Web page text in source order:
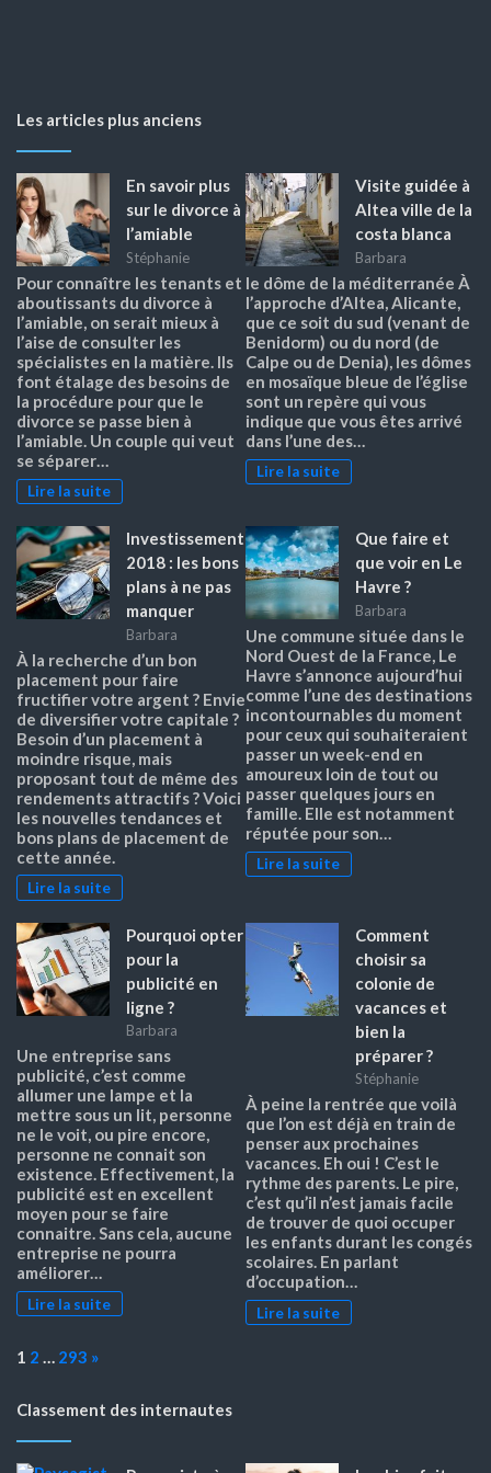
Les articles plus anciens
En savoir plus
sur le divorce à
l’amiable
Stéphanie
Pour connaître les tenants et
aboutissants du divorce à
l’amiable, on serait mieux à
l’aise de consulter les
spécialistes en la matière. Ils
font étalage des besoins de
la procédure pour que le
divorce se passe bien à
l’amiable. Un couple qui veut
se séparer…
Lire la suite
Visite guidée à
Altea ville de la
costa blanca
Barbara
le dôme de la méditerranée À
l’approche d’Altea, Alicante,
que ce soit du sud (venant de
Benidorm) ou du nord (de
Calpe ou de Denia), les dômes
en mosaïque bleue de l’église
sont un repère qui vous
indique que vous êtes arrivé
dans l’une des…
Lire la suite
Investissement
2018 : les bons
plans à ne pas
manquer
Barbara
À la recherche d’un bon
placement pour faire
fructifier votre argent ? Envie
de diversifier votre capitale ?
Besoin d’un placement à
moindre risque, mais
proposant tout de même des
rendements attractifs ? Voici
les nouvelles tendances et
bons plans de placement de
cette année.
Lire la suite
Que faire et
que voir en Le
Havre ?
Barbara
Une commune située dans le
Nord Ouest de la France, Le
Havre s’annonce aujourd’hui
comme l’une des destinations
incontournables du moment
pour ceux qui souhaiteraient
passer un week-end en
amoureux loin de tout ou
passer quelques jours en
famille. Elle est notamment
réputée pour son…
Lire la suite
Pourquoi opter
pour la
publicité en
ligne ?
Barbara
Une entreprise sans
publicité, c’est comme
allumer une lampe et la
mettre sous un lit, personne
ne le voit, ou pire encore,
personne ne connait son
existence. Effectivement, la
publicité est en excellent
moyen pour se faire
connaitre. Sans cela, aucune
entreprise ne pourra
améliorer…
Lire la suite
Comment
choisir sa
colonie de
vacances et
bien la
préparer ?
Stéphanie
À peine la rentrée que voilà
que l’on est déjà en train de
penser aux prochaines
vacances. Eh oui ! C’est le
rythme des parents. Le pire,
c’est qu’il n’est jamais facile
de trouver de quoi occuper
les enfants durant les congés
scolaires. En parlant
d’occupation…
Lire la suite
Page:
1 2 … 293 Next
»
Classement des internautes